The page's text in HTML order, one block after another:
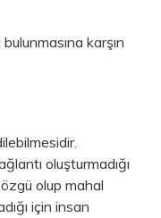
karşın
oluşturmadığı
olup mahal
için insan